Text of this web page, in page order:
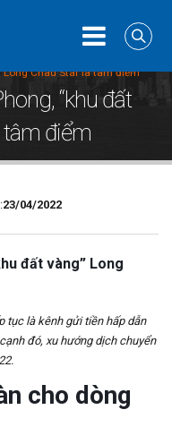
Long Châu Star là tâm điểm
“khu đất
tâm điểm
23/04/2022
đất vàng” Long
tục là kênh gửi tiền hấp dẫn
đó, xu hướng dịch chuyển
cho dòng